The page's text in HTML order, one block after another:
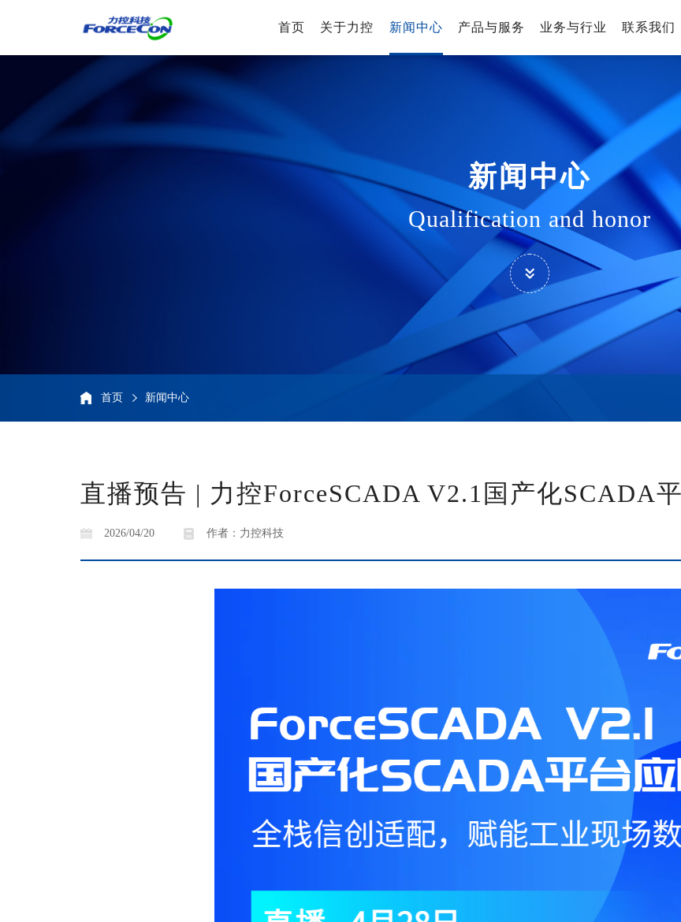
首页 关于力控 新闻中心 产品与服务 业务与行业 联系我们
新闻中心
Qualification and honor
首页 新闻中心
直播预告 | 力控ForceSCADA V2.1国产化SCADA
2026/04/20 作者：力控科技